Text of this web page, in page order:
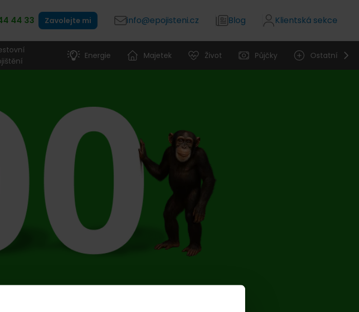
44 33 Zavolejte mi info@epojisteni.cz Blog Klientská sekce
Energie Majetek Život Půjčky Ostatní
vyskytla chyba